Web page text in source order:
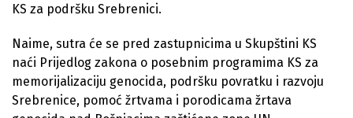
KS za podršku Srebrenici.
Naime, sutra će se pred zastupnicima u Skupštini KS
naći Prijedlog zakona o posebnim programima KS za
memorijalizaciju genocida, podršku povratku i razvoju
Srebrenice, pomoć žrtvama i porodicama žrtava